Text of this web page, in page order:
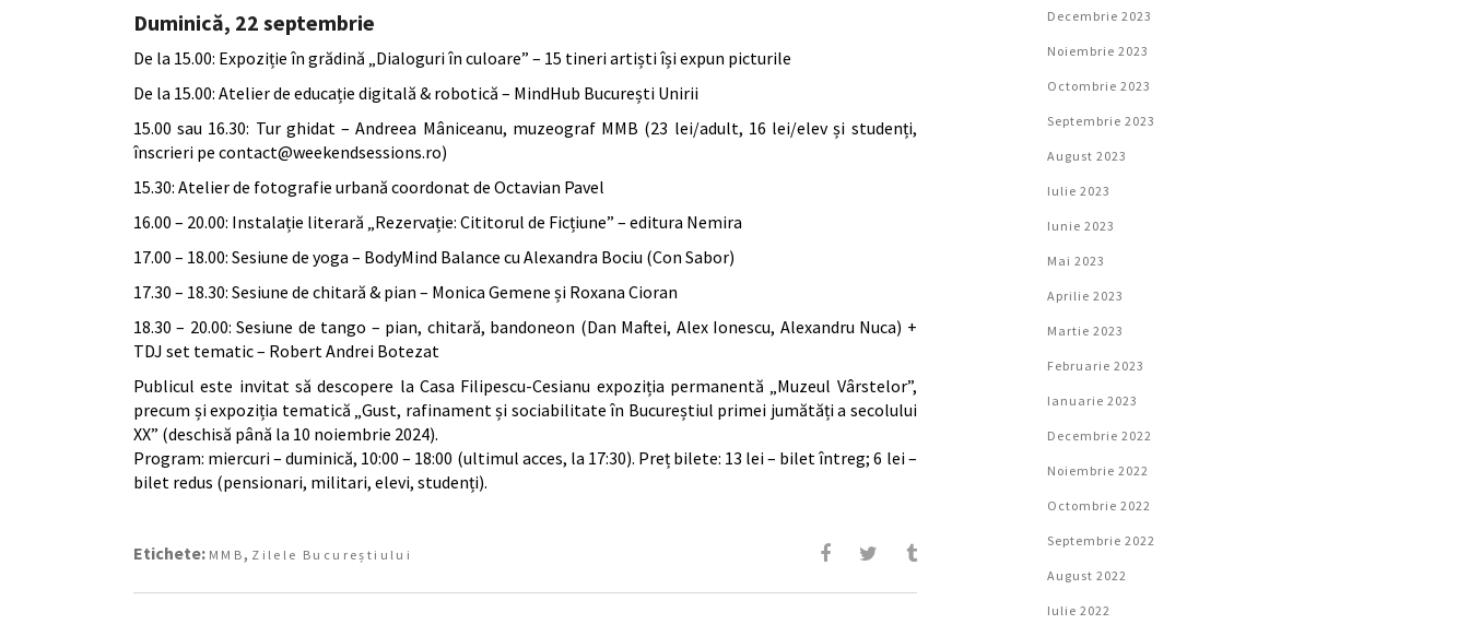
Duminică, 22 septembrie
De la 15.00: Expoziție în grădină „Dialoguri în culoare” – 15 tineri artiști își expun picturile
De la 15.00: Atelier de educație digitală & robotică – MindHub București Unirii
15.00 sau 16.30: Tur ghidat – Andreea Mâniceanu, muzeograf MMB (23 lei/adult, 16 lei/elev și studenți,
înscrieri pe contact@weekendsessions.ro)
15.30: Atelier de fotografie urbană coordonat de Octavian Pavel
16.00 – 20.00: Instalație literară „Rezervație: Cititorul de Ficțiune” – editura Nemira
17.00 – 18.00: Sesiune de yoga – BodyMind Balance cu Alexandra Bociu (Con Sabor)
17.30 – 18.30: Sesiune de chitară & pian – Monica Gemene și Roxana Cioran
18.30 – 20.00: Sesiune de tango – pian, chitară, bandoneon (Dan Maftei, Alex Ionescu, Alexandru Nuca) +
TDJ set tematic – Robert Andrei Botezat
Publicul este invitat să descopere la Casa Filipescu-Cesianu expoziția permanentă „Muzeul Vârstelor”,
precum și expoziția tematică „Gust, rafinament și sociabilitate în Bucureștiul primei jumătăți a secolului
XX” (deschisă până la 10 noiembrie 2024).
Program: miercuri – duminică, 10:00 – 18:00 (ultimul acces, la 17:30). Preț bilete: 13 lei – bilet întreg; 6 lei –
bilet redus (pensionari, militari, elevi, studenți).
Etichete: MMB , Zilele Bucureștiului
Decembrie 2023
Noiembrie 2023
Octombrie 2023
Septembrie 2023
August 2023
Iulie 2023
Iunie 2023
Mai 2023
Aprilie 2023
Martie 2023
Februarie 2023
Ianuarie 2023
Decembrie 2022
Noiembrie 2022
Octombrie 2022
Septembrie 2022
August 2022
Iulie 2022